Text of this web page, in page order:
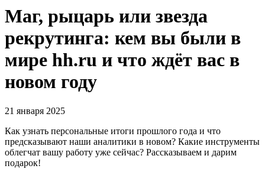
Маг, рыцарь или звезда
рекрутинга: кем вы были в
мире hh.ru и что ждёт вас в
новом году
21 января 2025
Как узнать персональные итоги прошлого года и что
предсказывают наши аналитики в новом? Какие инструменты
облегчат вашу работу уже сейчас? Рассказываем и дарим
подарок!